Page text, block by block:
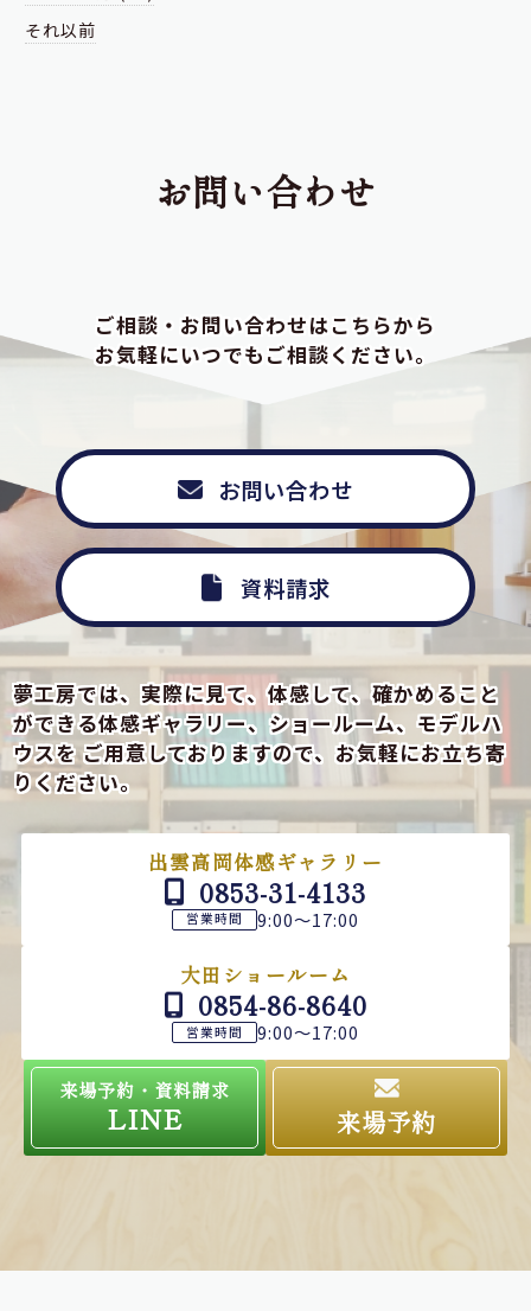
それ以前
お問い合わせ
ご相談・お問い合わせはこちらから
お気軽にいつでもご相談ください。
お問い合わせ
資料請求
夢工房では、実際に見て、体感して、確かめること
ができる体感ギャラリー、ショールーム、モデルハ
ウスをご用意しておりますので、お気軽にお立ち寄
りください。
出雲高岡体感ギャラリー
0853-31-4133
営業時間 9:00～17:00
大田ショールーム
0854-86-8640
営業時間 9:00～17:00
来場予約・資料請求
LINE 来場予約